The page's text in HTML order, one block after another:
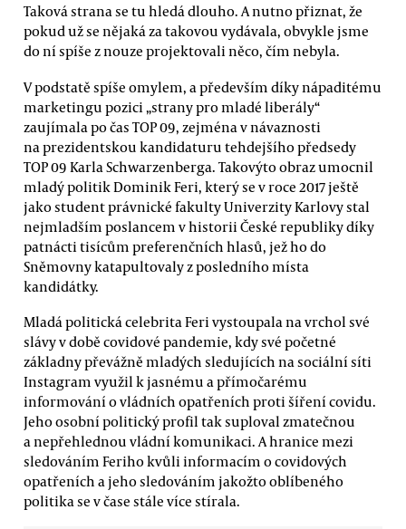
Taková strana se tu hledá dlouho. A nutno přiznat, že
pokud už se nějaká za takovou vydávala, obvykle jsme
do ní spíše z nouze projektovali něco, čím nebyla.
V podstatě spíše omylem, a především díky nápaditému
marketingu pozici „strany pro mladé liberály“
zaujímala po čas TOP 09, zejména v návaznosti
na prezidentskou kandidaturu tehdejšího předsedy
TOP 09 Karla Schwarzenberga. Takovýto obraz umocnil
mladý politik Dominik Feri, který se v roce 2017 ještě
jako student právnické fakulty Univerzity Karlovy stal
nejmladším poslancem v historii České republiky díky
patnácti tisícům preferenčních hlasů, jež ho do
Sněmovny katapultovaly z posledního místa
kandidátky.
Mladá politická celebrita Feri vystoupala na vrchol své
slávy v době covidové pandemie, kdy své početné
základny převážně mladých sledujících na sociální síti
Instagram využil k jasnému a přímočarému
informování o vládních opatřeních proti šíření covidu.
Jeho osobní politický profil tak suploval zmatečnou
a nepřehlednou vládní komunikaci. A hranice mezi
sledováním Feriho kvůli informacím o covidových
opatřeních a jeho sledováním jakožto oblíbeného
politika se v čase stále více stírala.